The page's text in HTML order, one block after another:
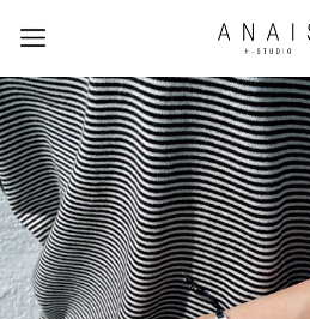
人気のク
#신상5%할인 #아
#MD추천 #당일발송